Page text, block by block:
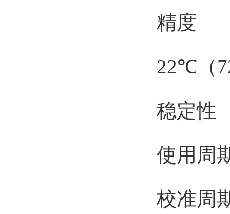
精度
22℃（
稳定性
使用周期
校准周